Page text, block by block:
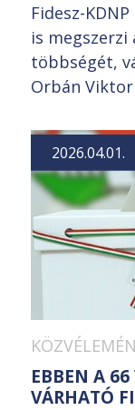
Fidesz-
is
többségét,
Orbán
2026.04.01.
EBBEN A
VÁRHATÓ